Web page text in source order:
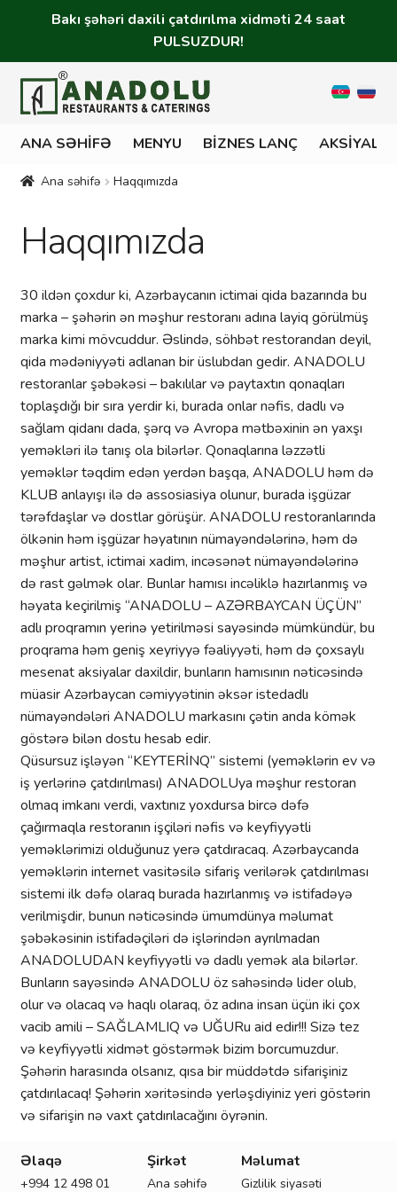
Bakı şəhəri daxili çatdırılma xidməti 24 saat
PULSUZDUR!
ANA SƏHIFƏ MENYU BIZNES LANÇ
Ana səhifə Haqqımızda
Haqqımızda
30 ildən çoxdur ki, Azərbaycanın ictimai qida bazarında bu
marka – şəhərin ən məşhur restoranı adına layiq görülmüş
marka kimi mövcuddur. Əslində, söhbət restorandan deyil,
qida mədəniyyəti adlanan bir üslubdan gedir. ANADOLU
restoranlar şəbəkəsi – bakılılar və paytaxtın qonaqları
toplaşdığı bir sıra yerdir ki, burada onlar nəfis, dadlı və
sağlam qidanı dada, şərq və Avropa mətbəxinin ən yaxşı
yeməkləri ilə tanış ola bilərlər. Qonaqlarına ləzzətli
yeməklər təqdim edən yerdən başqa, ANADOLU həm də
KLUB anlayışı ilə də assosiasiya olunur, burada işgüzar
tərəfdaşlar və dostlar görüşür. ANADOLU restoranlarında
ölkənin həm işgüzar həyatının nümayəndələrinə, həm də
məşhur artist, ictimai xadim, incəsənət nümayəndələrinə
də rast gəlmək olar. Bunlar hamısı incəliklə hazırlanmış və
həyata keçirilmiş “ANADOLU – AZƏRBAYCAN ÜÇÜN”
adlı proqramın yerinə yetirilməsi sayəsində mümkündür, bu
proqrama həm geniş xeyriyyə fəaliyyəti, həm də çoxsaylı
mesenat aksiyalar daxildir, bunların hamısının nəticəsində
müasir Azərbaycan cəmiyyətinin əksər istedadlı
nümayəndələri ANADOLU markasını çətin anda kömək
göstərə bilən dostu hesab edir.
Qüsursuz işləyən “KEYTERİNQ” sistemi (yeməklərin ev və
iş yerlərinə çatdırılması) ANADOLUya məşhur restoran
olmaq imkanı verdi, vaxtınız yoxdursa bircə dəfə
çağırmaqla restoranın işçiləri nəfis və keyfiyyətli
yeməklərimizi olduğunuz yerə çatdıracaq. Azərbaycanda
yeməklərin internet vasitəsilə sifariş verilərək çatdırılması
sistemi ilk dəfə olaraq burada hazırlanmış və istifadəyə
verilmişdir, bunun nəticəsində ümumdünya məlumat
şəbəkəsinin istifadəçiləri də işlərindən ayrılmadan
ANADOLUDAN keyfiyyətli və dadlı yemək ala bilərlər.
Bunların sayəsində ANADOLU öz sahəsində lider olub,
olur və olacaq və haqlı olaraq, öz adına insan üçün iki çox
vacib amili – SAĞLAMLIQ və UĞURu aid edir!!! Sizə tez
və keyfiyyətli xidmət göstərmək bizim borcumuzdur.
Şəhərin harasında olsanız, qısa bir müddətdə sifarişiniz
çatdırılacaq! Şəhərin xəritəsində yerləşdiyiniz yeri göstərin
və sifarişin nə vaxt çatdırılacağını öyrənin. ​
Əlaqə
+994 12 498 01
Şirkət
Ana səhifə
Məlumat
Gizlilik siyasəti